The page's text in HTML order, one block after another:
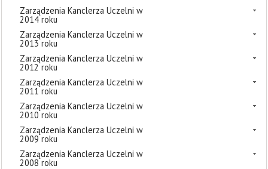
Zarządzenia Kanclerza Uczelni w
2014 roku
Zarządzenia Kanclerza Uczelni w
2013 roku
Zarządzenia Kanclerza Uczelni w
2012 roku
Zarządzenia Kanclerza Uczelni w
2011 roku
Zarządzenia Kanclerza Uczelni w
2010 roku
Zarządzenia Kanclerza Uczelni w
2009 roku
Zarządzenia Kanclerza Uczelni w
2008 roku